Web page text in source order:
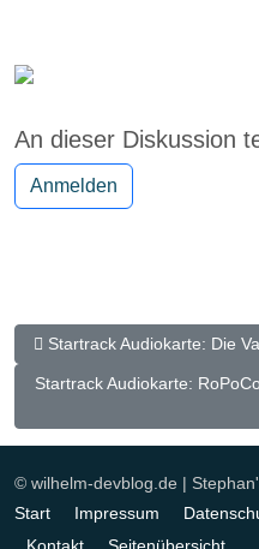
An dieser Diskussion
Anmelden
Vorheriger Beitrag: Startrack
Startrack Audiokarte: Die
Nächster Beitrag: Startrack
Startrack Audiokarte:
© wilhelm-devblog.de |
Start
Impressum